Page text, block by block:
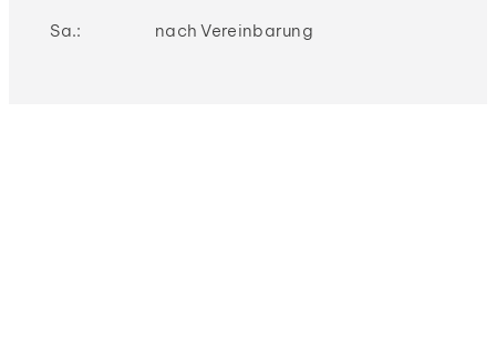
Sa.: nach Vereinbarung